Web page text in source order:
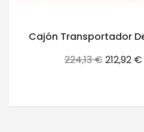
Cajón Transportador
Precio
224,13 €Precio
212,92 €